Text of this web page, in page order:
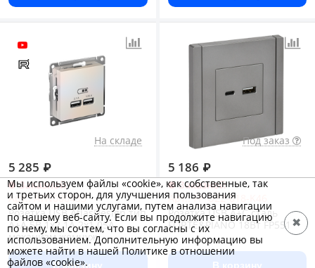
На складе
5 285 ₽
Заказной
Арт.: ATN000433
Розетка USB AtlasDesign тип
A+A 5В 1х2.1А 2х1.05А
механизм жемчуж
В корзину
Под заказ
5 186 ₽
Заказной
Арт.: FP-U22-018-K46
Розетка USB A+C сталь
FORTE&PIANO 18Вт FP551
В корзину
Мы используем файлы «cookie», как собственные, так
и третьих сторон, для улучшения пользования
сайтом и нашими услугами, путем анализа навигации
по нашему веб-сайту. Если вы продолжите навигацию
по нему, мы сочтем, что вы согласны с их
использованием. Дополнительную информацию вы
можете найти в нашей Политике в отношении
файлов «cookie».
✖